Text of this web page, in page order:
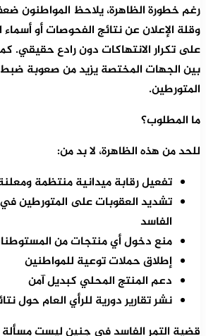
رغم خطورة الظاهرة، يلاحظ المواطنون
وقلة الإعلان عن نتائج الفحوصات أو
على تكرار الانتهاكات دون رادع حقيقي.
بين الجهات المختصة يزيد من صعوبة
المتورطين.
ما المطلوب؟
للحد من هذه الظاهرة، لا بد من:
تفعيل رقابة ميدانية منتظمة
تشديد العقوبات على المتورطين في
الفاسد
منع دخول أي منتجات من
إطلاق حملات توعية للمواطنين
دعم المنتج المحلي كبديل آمن
نشر تقارير دورية للرأي العام حول
قضية التمر الفاسد في جنين ليست